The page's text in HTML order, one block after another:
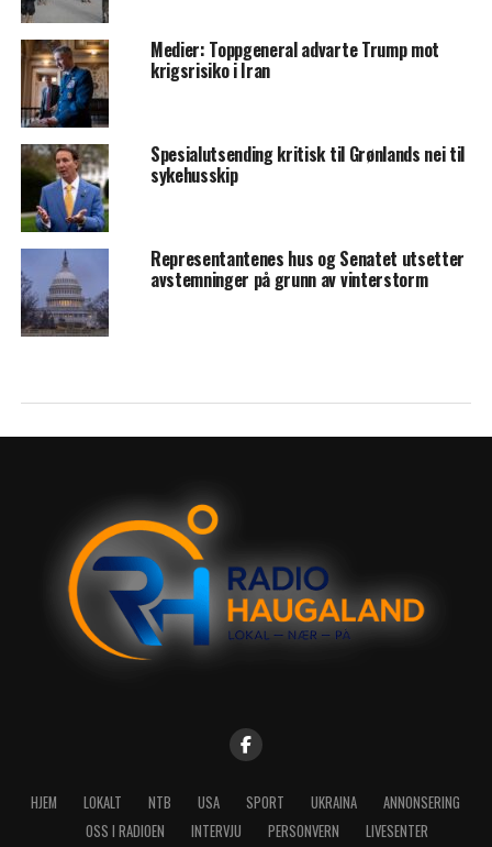
Medier: Toppgeneral advarte Trump mot
krigsrisiko i Iran
Spesialutsending kritisk til Grønlands nei til
sykehusskip
Representantenes hus og Senatet utsetter
avstemninger på grunn av vinterstorm
HJEM LOKALT NTB USA SPORT UKRAINA
ANNONSERING
OSS I RADIOEN
INTERVJU PERSONVERN LIVESENTER